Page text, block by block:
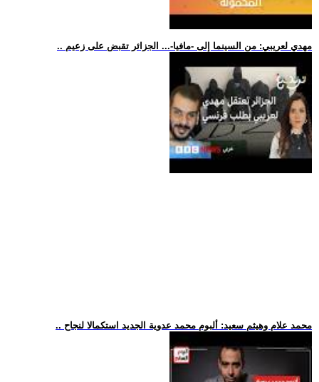
.. مهدي لعريبي: من السينما إلى -مافيا-... الجزائر تقبض على زعيم
.. محمد علام وهيثم سعيد: ألبوم محمد عدوية الجديد استكمالا لنجاح